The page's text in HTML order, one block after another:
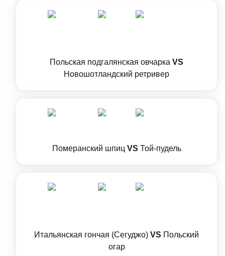
Польская подгалянская овчарка VS
Новошотландский ретривер
Померанский шпиц VS Той-пудель
Итальянская гончая (Сегуджо) VS Польский
огар